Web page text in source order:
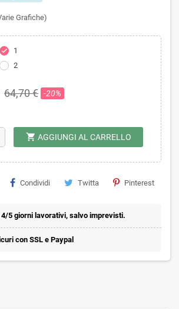
Grafiche)
check
1
2
64,70 € -20%
shopping_cart AGGIUNGI AL CARRELLO
Condividi Twitta Pinterest
4/5 giorni lavorativi, salvo imprevisti.
con SSL e Paypal